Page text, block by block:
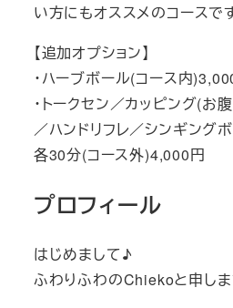
い方にもオススメのコースで
【追加オプション】
・ハーブボール(コース内
・トークセン／カッピング(お
／ハンドリフレ／シンギング
各30分(コース外)4,000円
プロフィール
はじめまして♪
ふわりふわのChiekoと申しま